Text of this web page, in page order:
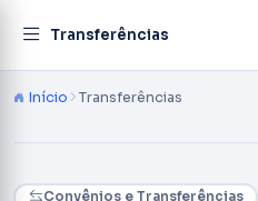
Transferências
Início Transferências
Convênios e Transferências